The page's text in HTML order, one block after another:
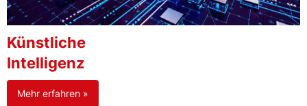
Künstliche
Intelligenz
Mehr erfahren »